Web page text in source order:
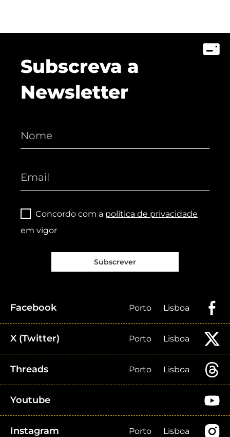
Subscreva a
Newsletter
Concordo com a política de privacidade
em vigor
Subscrever
Facebook Porto Lisboa
X (Twitter) Porto Lisboa
Threads Porto Lisboa
Youtube
Instagram Porto Lisboa